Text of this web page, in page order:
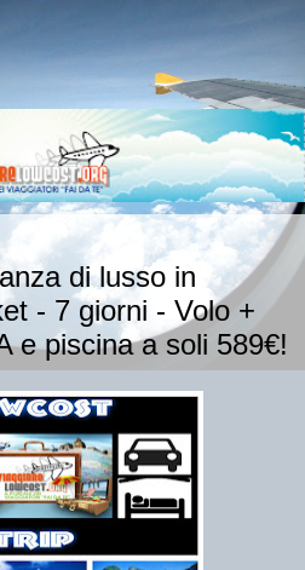
di lusso in
- 7 giorni - Volo +
e piscina a soli 589€!